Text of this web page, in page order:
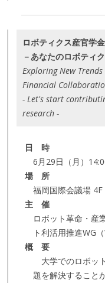
ロボティクス産官学
－あなたのロボティ
Exploring New
Financial
- Let's start
research -
日 時
6月29日（月）
場 所
福岡国際会議場 4F
主 催
ロボット革命・産
ト利活用推進WG（
概 要
大学でのロボッ
題を解決すること